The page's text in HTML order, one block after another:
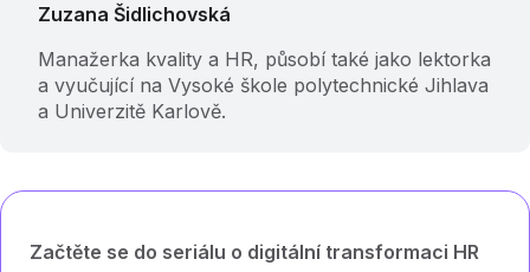
Zuzana Šidlichovská
Manažerka kvality a HR, působí také jako lektorka
a vyučující na Vysoké škole polytechnické Jihlava
a Univerzitě Karlově.
Začtěte se do seriálu o digitální transformaci HR